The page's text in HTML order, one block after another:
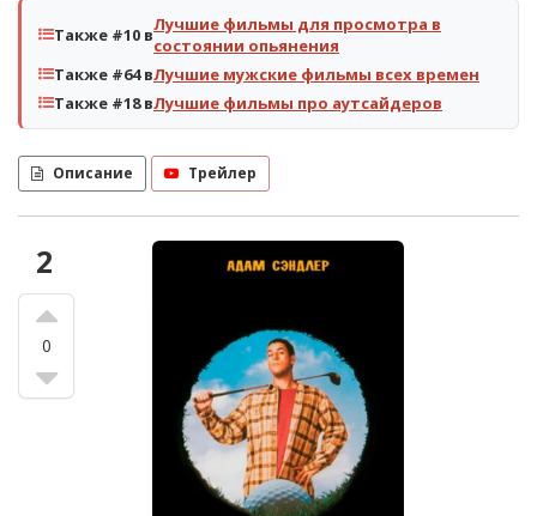
Также #10 вЛучшие фильмы для просмотра в
состоянии опьянения
Также #64 вЛучшие мужские фильмы всех времен
Также #18 вЛучшие фильмы про аутсайдеров
Описание Трейлер
2
0